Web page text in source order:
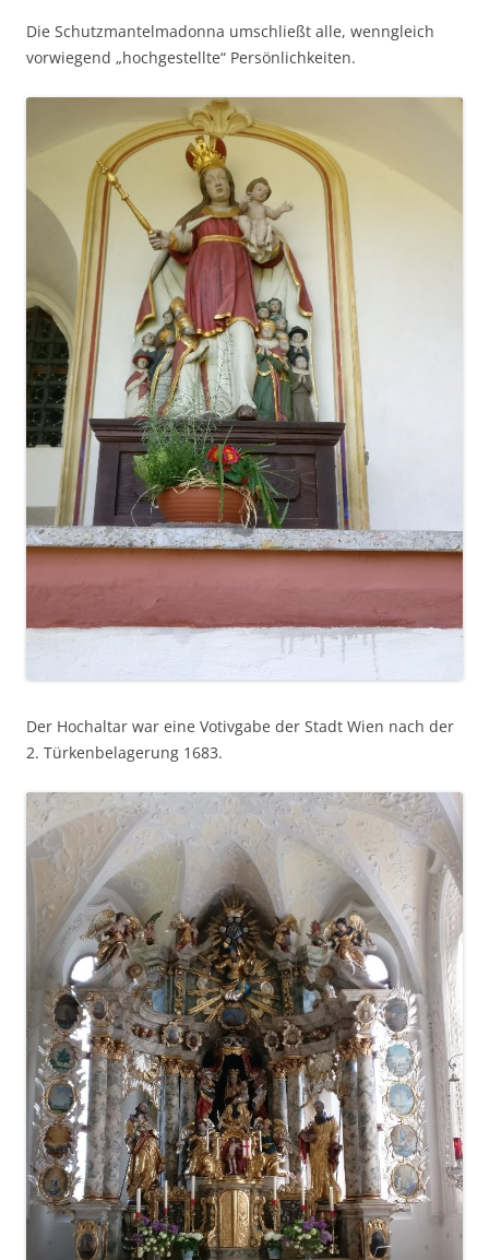
Die Schutzmantelmadonna umschließt alle, wenngleich
vorwiegend „hochgestellte“ Persönlichkeiten.
Der Hochaltar war eine Votivgabe der Stadt Wien nach der
2. Türkenbelagerung 1683.